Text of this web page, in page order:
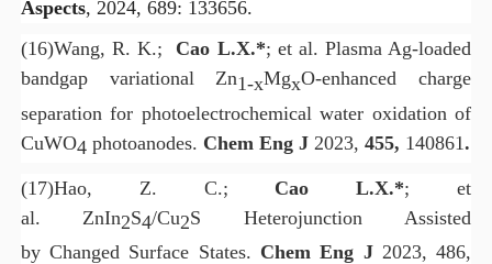
Aspects, 2024, 689: 133656.
(16)Wang, R. K.; Cao L.X.*; et al. Plasma Ag-loaded
bandgap variational Zn1-xMgxO-enhanced charge
separation for photoelectrochemical water oxidation of
CuWO4 photoanodes. Chem Eng J2023, 455, 140861.
(17)Hao, Z. C.; Cao L.X.*; et
al. ZnIn2S4/Cu2S Heterojunction Assisted
by Changed Surface States. Chem Eng J 2023, 486,